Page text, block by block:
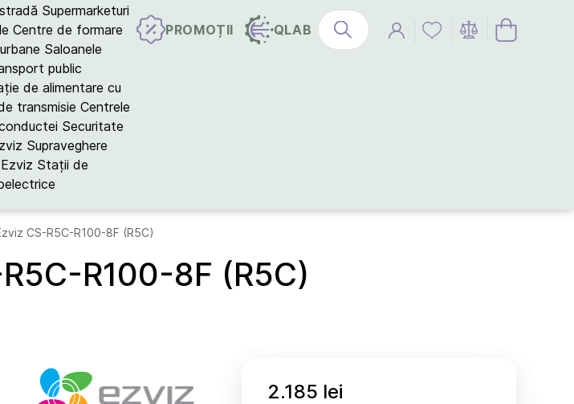
Supermarketuri
Centre de formare
Saloanele
public
de alimentare cu
transmisie Centrele
Securitate
Supraveghere
Stații de
PROMOȚII QLAB
CS-R5C-R100-8F (R5C)
R100-8F (R5C)
2.185 lei